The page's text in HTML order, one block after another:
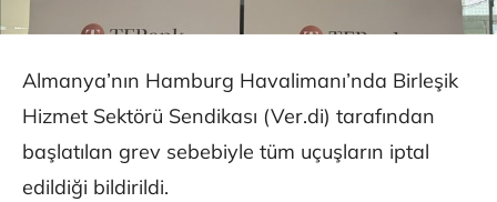
Almanya’nın Hamburg Havalimanı’nda Birleşik
Hizmet Sektörü Sendikası (Ver.di) tarafından
başlatılan grev sebebiyle tüm uçuşların iptal
edildiği bildirildi.